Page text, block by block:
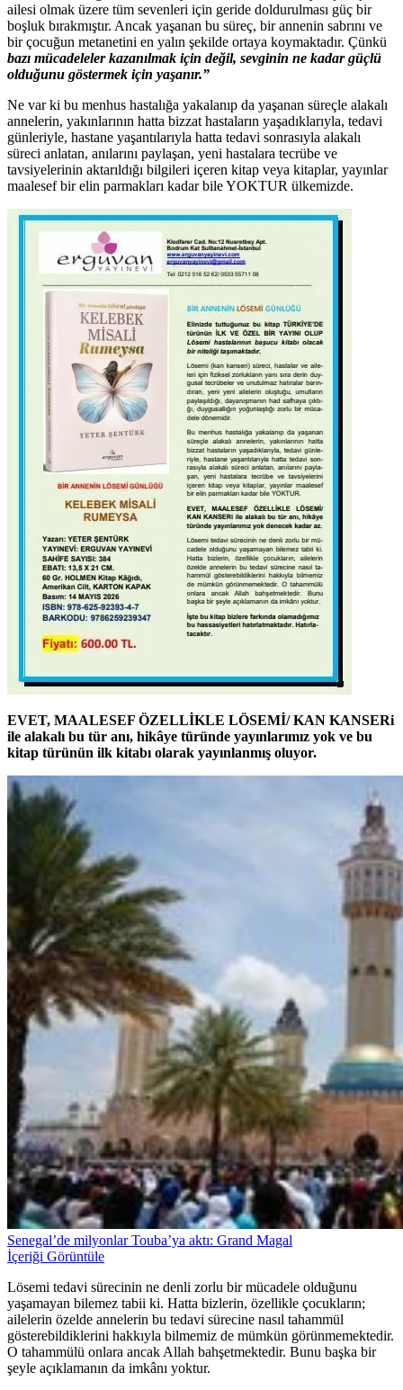
ailesi olmak üzere tüm sevenleri için geride doldurulması güç bir
boşluk bırakmıştır. Ancak yaşanan bu süreç, bir annenin sabrını ve
bir çocuğun metanetini en yalın şekilde ortaya koymaktadır. Çünkü
bazı mücadeleler kazanılmak için değil, sevginin ne kadar güçlü
olduğunu göstermek için yaşanır.”
Ne var ki bu menhus hastalığa yakalanıp da yaşanan süreçle alakalı
annelerin, yakınlarının hatta bizzat hastaların yaşadıklarıyla, tedavi
günleriyle, hastane yaşantılarıyla hatta tedavi sonrasıyla alakalı
süreci anlatan, anılarını paylaşan, yeni hastalara tecrübe ve
tavsiyelerinin aktarıldığı bilgileri içeren kitap veya kitaplar, yayınlar
maalesef bir elin parmakları kadar bile YOKTUR ülkemizde.
EVET, MAALESEF ÖZELLİKLE LÖSEMİ/ KAN KANSERi
ile alakalı bu tür anı, hikâye türünde yayınlarımız yok ve bu
kitap türünün ilk kitabı olarak yayınlanmış oluyor.
Senegal’de milyonlar Touba’ya aktı: Grand Magal
İçeriği Görüntüle
Lösemi tedavi sürecinin ne denli zorlu bir mücadele olduğunu
yaşamayan bilemez tabii ki. Hatta bizlerin, özellikle çocukların;
ailelerin özelde annelerin bu tedavi sürecine nasıl tahammül
gösterebildiklerini hakkıyla bilmemiz de mümkün görünmemektedir.
O tahammülü onlara ancak Allah bahşetmektedir. Bunu başka bir
şeyle açıklamanın da imkânı yoktur.